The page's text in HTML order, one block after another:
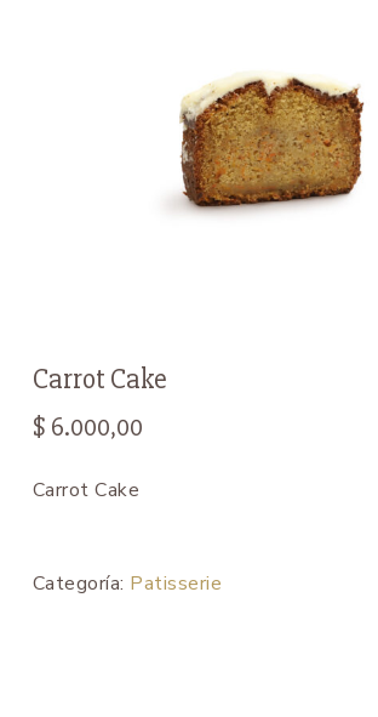
Carrot Cake
$ 6.000,00
Carrot Cake
Categoría: Patisserie